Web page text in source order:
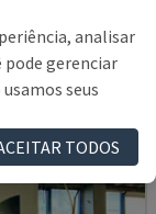
analisar
pode gerenciar
seus
TODOS